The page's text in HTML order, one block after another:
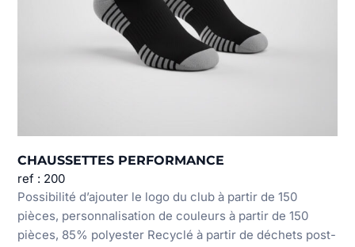
CHAUSSETTES PERFORMANCE
ref : 200
Possibilité d’ajouter le logo du club à partir de 150
pièces, personnalisation de couleurs à partir de 150
pièces, 85% polyester Recyclé à partir de déchets post-